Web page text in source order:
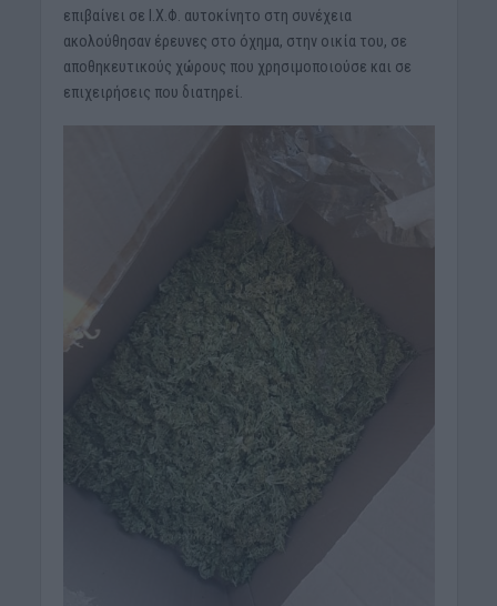
επιβαίνει σε Ι.Χ.Φ. αυτοκίνητο στη συνέχεια
ακολούθησαν έρευνες στο όχημα, στην οικία του, σε
αποθηκευτικούς χώρους που χρησιμοποιούσε και σε
επιχειρήσεις που διατηρεί.